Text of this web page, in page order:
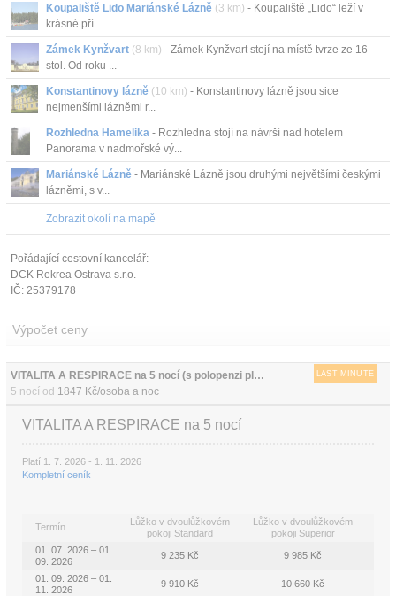
Koupaliště Lido Mariánské Lázně (3 km) - Koupaliště „Lido“ leží v
krásné pří...
Zámek Kynžvart (8 km) - Zámek Kynžvart stojí na místě tvrze ze 16
stol. Od roku ...
Konstantinovy lázně (10 km) - Konstantinovy lázně jsou sice
nejmenšími lázněmi r...
Rozhledna Hamelika - Rozhledna stojí na návrší nad hotelem
Panorama v nadmořské vý...
Mariánské Lázně - Mariánské Lázně jsou druhými největšími českými
lázněmi, s v...
Zobrazit okolí na mapě
Pořádající cestovní kancelář:
DCK Rekrea Ostrava s.r.o.
IČ: 25379178
Výpočet ceny
VITALITA A RESPIRACE na 5 nocí (s polopenzi plus)
5 nocí od 1847 Kč/osoba a noc
LAST MINUTE
VITALITA A RESPIRACE na 5 nocí
Platí 1. 7. 2026 - 1. 11. 2026
Kompletní ceník
Termín
Lůžko v dvoulůžkovém
pokoji Standard
Lůžko v dvoulůžkovém
pokoji Superior
01. 07. 2026 – 01.
09. 2026
9 235 Kč 9 985 Kč
01. 09. 2026 – 01.
11. 2026
9 910 Kč 10 660 Kč